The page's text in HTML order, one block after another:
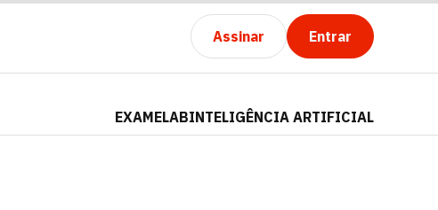
Assinar Entrar
EXAMELABINTELIGÊNCIA ARTIFICIAL